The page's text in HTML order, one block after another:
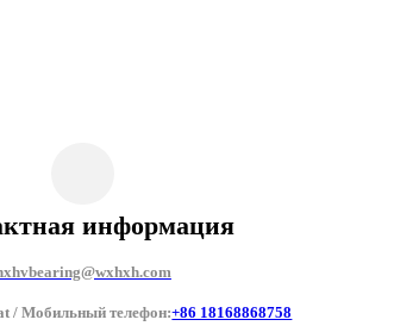
информация
/ Мобильный телефон:+86 18168868758